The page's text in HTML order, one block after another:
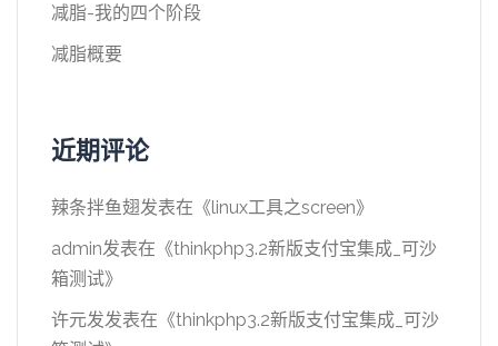
减脂-我的四个阶段
减脂概要
近期评论
辣条拌鱼翅发表在《linux工具之screen》
admin发表在《thinkphp3.2新版支付宝集成_可沙
箱测试》
许元发发表在《thinkphp3.2新版支付宝集成_可沙